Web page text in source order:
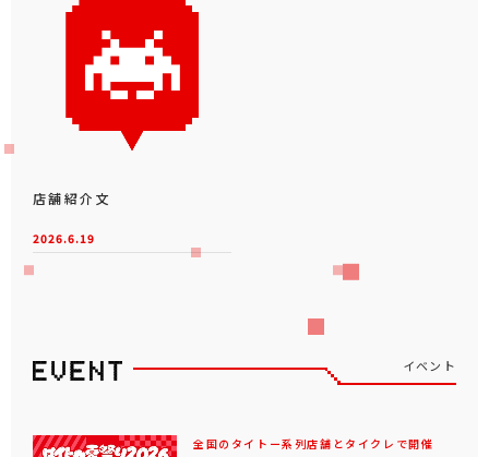
店舗紹介文
2026.6.19
イベント
全国のタイトー系列店舗とタイクレで開催